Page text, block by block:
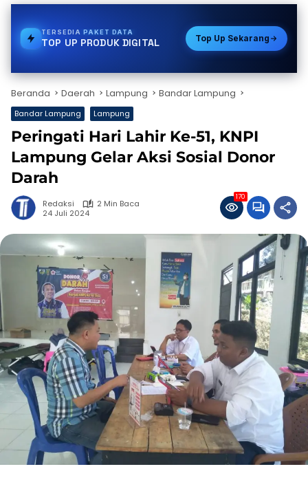
TERSEDIAPDAM
TOP UP PRODUK DIGITAL Top Up Sekarang
Beranda Daerah Lampung Bandar Lampung
Bandar Lampung Lampung
Peringati Hari Lahir Ke-51, KNPI
Lampung Gelar Aksi Sosial Donor
Darah
Redaksi
2 Min Baca
24 Juli 2024
170